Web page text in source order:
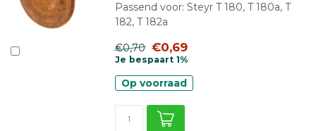
Passend voor: Steyr T 180, T 180a, T
182, T 182a
€0,70 €0,69
Je bespaart 1%
Op voorraad